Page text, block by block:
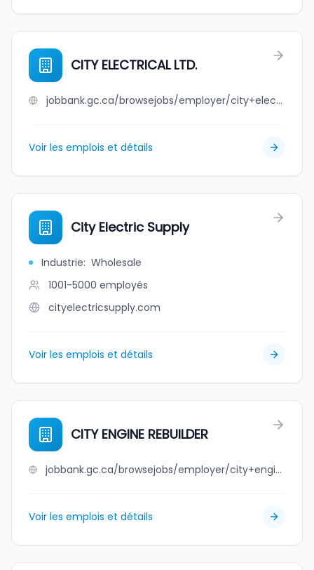
CITY ELECTRICAL LTD.
jobbank.gc.ca/browsejobs/employer/city+electrical+ltd./ca
Voir les emplois et détails
City Electric Supply
Industrie: Wholesale
1001-5000 employés
cityelectricsupply.com
Voir les emplois et détails
CITY ENGINE REBUILDER
jobbank.gc.ca/browsejobs/employer/city+engine+rebuilder/ca
Voir les emplois et détails